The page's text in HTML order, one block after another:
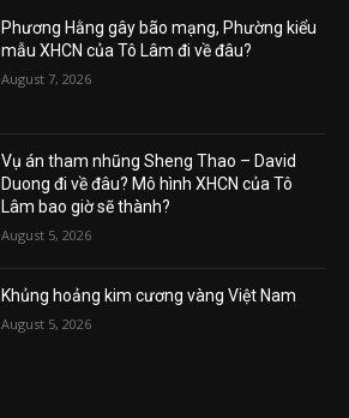
Phương Hằng gây bão mạng, Phường kiểu
mẫu XHCN của Tô Lâm đi về đâu?
August 7, 2026
Vụ án tham nhũng Sheng Thao – David
Duong đi về đâu? Mô hình XHCN của Tô
Lâm bao giờ sẽ thành?
August 5, 2026
Khủng hoảng kim cương vàng Việt Nam
August 5, 2026